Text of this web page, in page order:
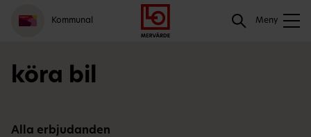
Gå
till
meny
Logga
in
Hoppa
till
innehåll
Kommunal Meny
Sök
köra bil
Alla erbjudanden